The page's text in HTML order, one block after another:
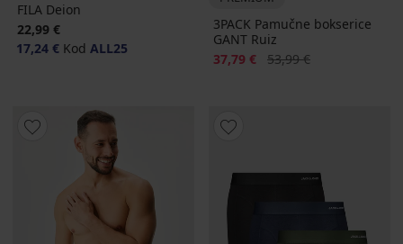
FILA Deion
22,99 €
17,24 € Kod ALL25
3PACK Pamučne bokserice
GANT Ruiz
Popust
37,79 € Prvobitna cijena
53,99 €